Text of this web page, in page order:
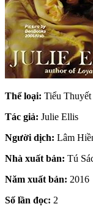
Thể loại: Tiểu Thuyết
Tác giả: Julie Ellis
Người dịch: Lâm
Nhà xuất bản: Tú
Năm xuất bản: 2016
Số lần đọc: 2